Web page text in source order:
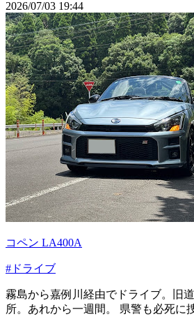
2026/07/03 19:44
コペン LA400A
#ドライブ
霧島から嘉例川経由でドライブ。旧
所。あれから一週間。 県警も必死に